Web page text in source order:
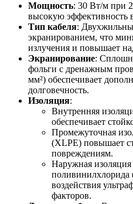
Мощность: 30 Вт/м при
высокую эффективность
Тип кабеля:
экранированием, что
излучения и повышает
Экранирование:
фольги с дренажным
мм²) обеспечивает
долговечность.
Изоляция:
Внутренняя
обеспечивает
Промежуточная
(XLPE) повышает
повреждениям.
Наружная
поливинилхлорида
воздействия
факторов.